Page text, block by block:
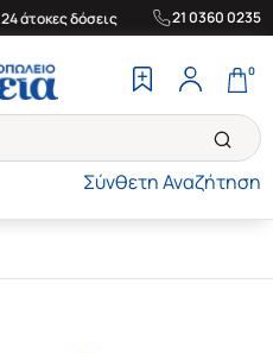
άτοκες δόσεις | Δωρεάν
21 0360 0235
Σύνθετη Αναζήτηση
0